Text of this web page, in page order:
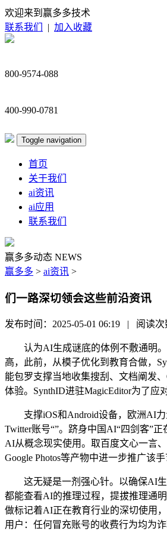
欢迎来到赢多多技术
联系我们
| 加入收藏
800-9574-088
400-990-0781
Toggle navigation
首页
关于我们
ai资讯
ai应用
联系我们
赢多多动态 NEWS
赢多多 > ai资讯 >
们一路深切领会这些前沿资讯
发布时间：2025-05-01 06:19 | 阅读次
认为AI生成谜底的体例不敷通明。
高，此前，从模子优化到教育合做，
能包罗支撑当地收集搜刮、文档阐发
体验。SynthID进驻MagicEditor为了应
支撑iOS和Android设备，欧洲AI力量
Twitter账号“”。跻身中国AI“四剑客”
AI从概念现实使用。取百度文心一言
Google Photos等产物中进一步推广该
这无疑是一剂强心针。以确保AI生
都能查看AI的推理过程，提拔推理通
做标记着AI正在教育行业的深切使用
用户：任何冒充账号的收费行为均为诈